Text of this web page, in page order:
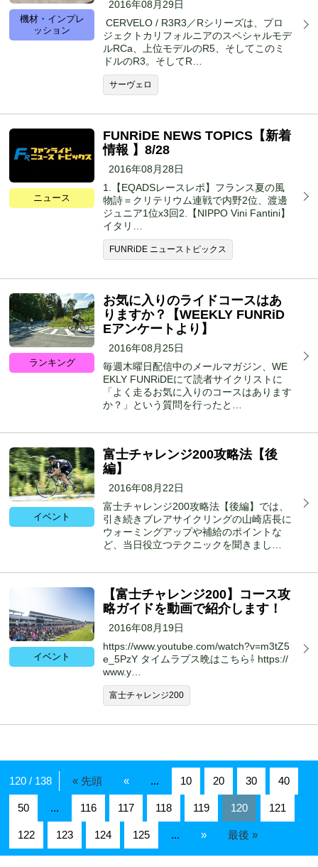
機材・インプレ
ッション
2016年08月29日
CERVELO / R3R3／Rシリーズは、プロ
ジェクトカリフォルニアのスペシャルモデ
ルRCa、上位モデルのR5、そしてこのミ
ドルのR3。そしてR…
サーヴェロ
ニュース
FUNRiDE NEWS TOPICS【新着
情報 】8/28
2016年08月28日
1.【EQADSレースレポ】フランス夏の風
物詩＝クリテリウム連戦で内野2位、渡邊
ジュニア1位x3回2.【NIPPO Vini Fantini】
イタリ…
FUNRiDE ニューストピックス
ランキング
お気に入りのライドコースはあ
りますか？【WEEKLY FUNRiD
Eアンケートより】
2016年08月25日
毎週木曜日配信中のメールマガジン、WE
EKLY FUNRiDEにて読者サイクリストに
「よく走るお気に入りのコースはあります
か？」という質問を行ったと…
イベント
富士チャレンジ200攻略法【後
編】
2016年08月22日
富士チャレンジ200攻略法【後編】では、
引き続きブレアサイクリングの山崎店長に
ウォーミングアップや補給のポイントな
ど、当日役立つテクニックを聞きまし…
イベント
【富士チャレンジ200】コース攻
略ガイドを動画で紹介します！
2016年08月19日
https://www.youtube.com/watch?v=m3tZ5
e_5PzY タイムラプス晩はこちら⇩ https://
www.y…
富士チャレンジ200
120 / 138 « 先頭 « ... 10 20 30 40
50 ... 116 117 118 119 120 121
122 123 124 125 ... » 最後 »